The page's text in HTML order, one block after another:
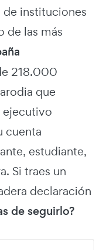
de instituciones
de las más
218.000
que
ejecutivo
cuenta
estudiante,
Si traes un
declaración
de seguirlo?